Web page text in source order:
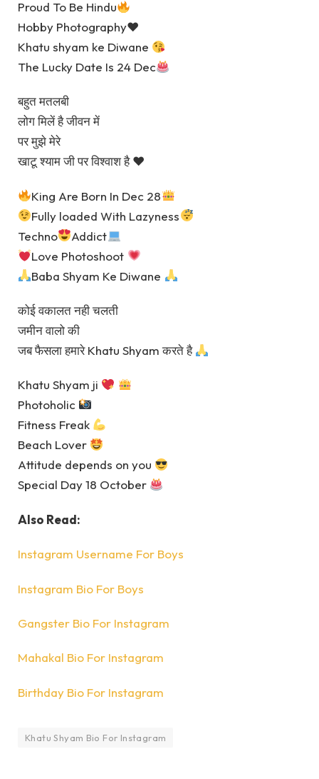
Proud To Be Hindu
Hobby Photography♥
Khatu shyam ke Diwane
The Lucky Date Is 24 Dec
बहुत मतलबी
लोग मिलें है जीवन में
पर मुझे मेरे
खाटू श्याम जी पर विश्वाश है ♥
King Are Born In Dec 28
Fully loaded With Lazyness
Techno
Addict
Love Photoshoot
Baba Shyam Ke Diwane
कोई वकालत नही चलती
जमीन वालो की
जब फैसला हमारे Khatu Shyam करते है
Khatu Shyam ji
Photoholic
Fitness Freak
Beach Lover
Attitude depends on you
Special Day 18 October
Also Read:
Instagram Username For Boys
Instagram Bio For Boys
Gangster Bio For Instagram
Mahakal Bio For Instagram
Birthday Bio For Instagram
Khatu Shyam Bio For Instagram